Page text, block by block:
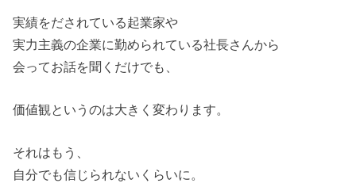
実績をだされている起業家や
実力主義の企業に勤められている社長さんから
会ってお話を聞くだけでも、
価値観というのは大きく変わります。
それはもう、
自分でも信じられないくらいに。